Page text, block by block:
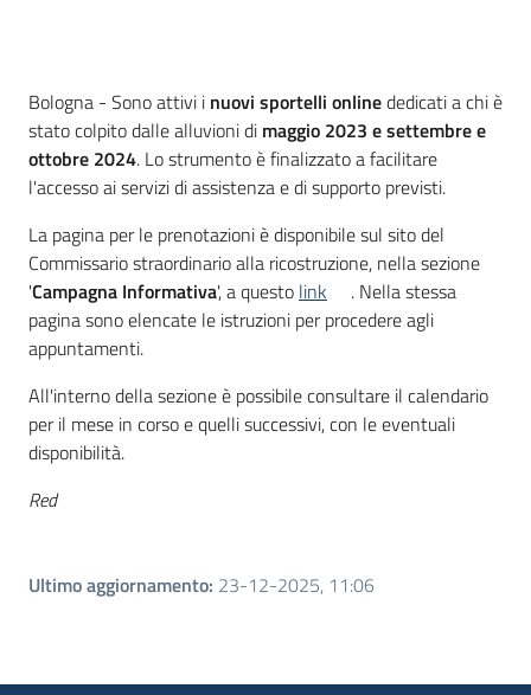
Contenuto
Bologna - Sono attivi i nuovi sportelli onlinededicati a chi è
stato colpito dalle alluvioni di maggio 2023 e settembre e
ottobre 2024. Lo strumento è finalizzato a facilitare
l'accesso ai servizi di assistenza e di supporto previsti.
La pagina per le prenotazioni è disponibile sul sito del
Commissario straordinario alla ricostruzione, nella sezione
'Campagna Informativa', a questo link
. Nella stessa
pagina sono elencate le istruzioni per procedere agli
appuntamenti.
All'interno della sezione è possibile consultare il calendario
per il mese in corso e quelli successivi, con le eventuali
disponibilità.
Red
Ultimo aggiornamento: 23-12-2025, 11:06